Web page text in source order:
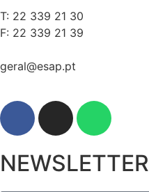
T: 22 339 21 30
F: 22 339 21 39
geral@esap.pt
NEWSLETTER